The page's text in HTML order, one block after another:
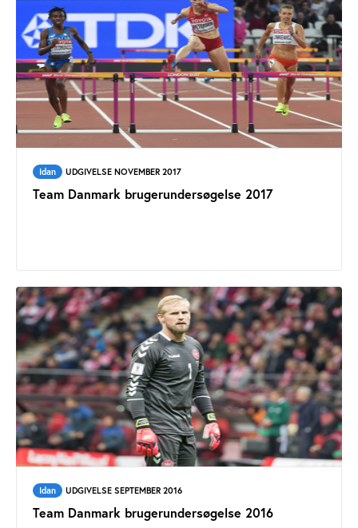
Idan UDGIVELSE NOVEMBER 2017
Team Danmark brugerundersøgelse 2017
Idan UDGIVELSE SEPTEMBER 2016
Team Danmark brugerundersøgelse 2016